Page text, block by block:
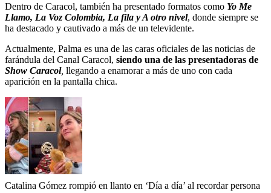
Dentro de Caracol, también ha presentado formatos como Yo Me
Llamo, La Voz Colombia, La fila y A otro nivel, donde siempre se
ha destacado y cautivado a más de un televidente.
Actualmente, Palma es una de las caras oficiales de las noticias de
farándula del Canal Caracol, siendo una de las presentadoras de
Show Caracol, llegando a enamorar a más de uno con cada
aparición en la pantalla chica.
Catalina Gómez rompió en llanto en ‘Día a día’ al recordar persona